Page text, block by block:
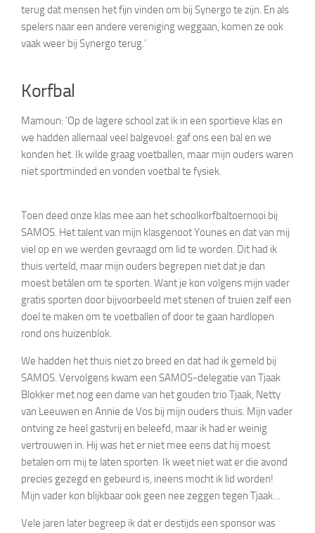
terug dat mensen het fijn vinden om bij Synergo te zijn. En als
spelers naar een andere vereniging weggaan, komen ze ook
vaak weer bij Synergo terug.’
Korfbal
Mamoun: ‘Op de lagere school zat ik in een sportieve klas en
we hadden allemaal veel balgevoel: gaf ons een bal en we
konden het. Ik wilde graag voetballen, maar mijn ouders waren
niet sportminded en vonden voetbal te fysiek.
Toen deed onze klas mee aan het schoolkorfbaltoernooi bij
SAMOS. Het talent van mijn klasgenoot Younes en dat van mij
viel op en we werden gevraagd om lid te worden. Dit had ik
thuis verteld, maar mijn ouders begrepen niet dat je dan
moest betálen om te sporten. Want je kon volgens mijn vader
gratis sporten door bijvoorbeeld met stenen of truien zelf een
doel te maken om te voetballen of door te gaan hardlopen
rond ons huizenblok.
We hadden het thuis niet zo breed en dat had ik gemeld bij
SAMOS. Vervolgens kwam een SAMOS-delegatie van Tjaak
Blokker met nog een dame van het gouden trio Tjaak, Netty
van Leeuwen en Annie de Vos bij mijn ouders thuis. Mijn vader
ontving ze heel gastvrij en beleefd, maar ik had er weinig
vertrouwen in. Hij was het er niet mee eens dat hij moest
betalen om mij te laten sporten. Ik weet niet wat er die avond
precies gezegd en gebeurd is, ineens mocht ik lid worden!
Mijn vader kon blijkbaar ook geen nee zeggen tegen Tjaak…
Vele jaren later begreep ik dat er destijds een sponsor was